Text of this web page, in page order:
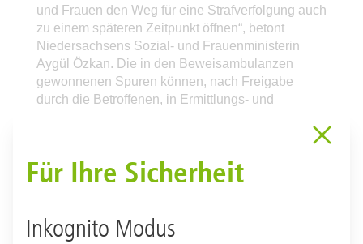
Für Ihre Sicherheit
Inkognito Modus
und Frauen den Weg für eine Strafverfolgung auch
zu einem späteren Zeitpunkt öffnen“, betont
Niedersachsens Sozial- und Frauenministerin
Aygül Özkan. Die in den Beweisambulanzen
gewonnenen Spuren können, nach Freigabe
durch die Betroffenen, in Ermittlungs- und
entscheidend zu verbessern, in denen derzeit
Projekt.